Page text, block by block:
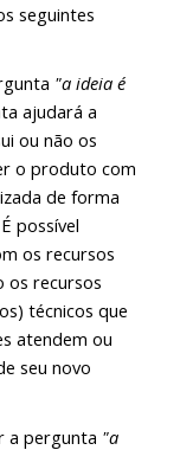
seguintes
"a ideia é
ajudará a
ou não os
o produto com
de forma
possível
os recursos
os recursos
técnicos que
atendem ou
seu novo
a pergunta "a